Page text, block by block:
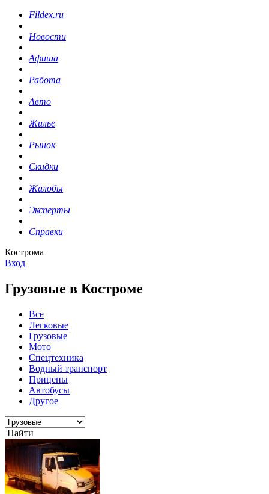
Fildex.ru
Новости
Афиша
Работа
Авто
Жилье
Рынок
Скидки
Жалобы
Эксперты
Справки
Кострома
Вход
Грузовые в Костроме
Все
Легковые
Грузовые
Мото
Спецтехника
Водный транспорт
Прицепы
Автобусы
Другое
Найти